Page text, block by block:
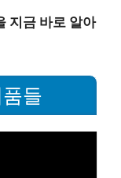
지금 바로 알아
들